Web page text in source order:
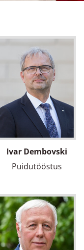
Ivar Dembovski
Puidutööstus